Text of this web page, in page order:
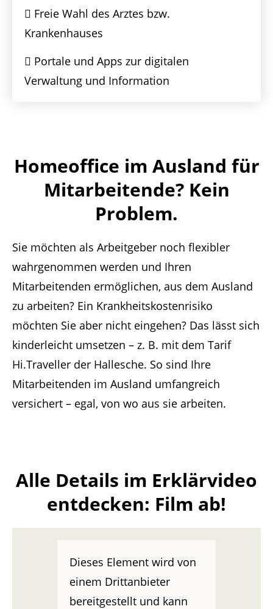
Freie Wahl des Arztes bzw.
Krankenhauses
Portale und Apps zur digitalen
Verwaltung und Information
Homeoffice im Ausland für
Mitarbeitende? Kein
Problem.
Sie möchten als Arbeitgeber noch flexibler
wahrgenommen werden und Ihren
Mitarbeitenden ermöglichen, aus dem Ausland
zu arbeiten? Ein Krankheitskostenrisiko
möchten Sie aber nicht eingehen? Das lässt sich
kinderleicht umsetzen – z. B. mit dem Tarif
Hi.Traveller der Hallesche. So sind Ihre
Mitarbeitenden im Ausland umfangreich
versichert – egal, von wo aus sie arbeiten.
Alle Details im Erklärvideo
entdecken: Film ab!
Dieses Element wird von
einem Drittanbieter
bereitgestellt und kann